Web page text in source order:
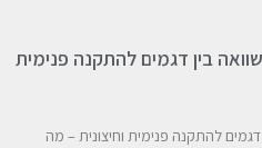
בין דגמים להתקנה פנימית
להתקנה פנימית וחיצונית – מה